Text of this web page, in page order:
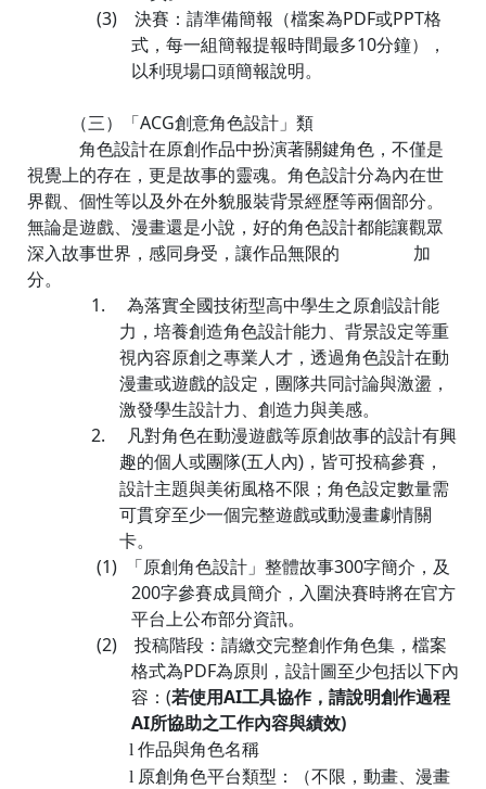
(3)
決賽：請準備簡報（檔案為PDF或PPT格
式，每一組簡報提報時間最多10分鐘），
以利現場口頭簡報說明。
（三） 「ACG創意角色設計」類
角色設計在原創作品中扮演著關鍵角色，不僅是
視覺上的存在，更是故事的靈魂。角色設計分為內在世
界觀、個性等以及外在外貌服裝背景經歷等兩個部分。
無論是遊戲、漫畫還是小說，好的角色設計都能讓觀眾
深入故事世界，感同身受，讓作品無限的 加
分。
1.
為落實全國技術型高中學生之原創設計能
力，培養創造角色設計能力、背景設定等重
視內容原創之專業人才，透過角色設計在動
漫畫或遊戲的設定，團隊共同討論與激盪，
激發學生設計力、創造力與美感。
2.
凡對角色在動漫遊戲等原創故事的設計有興
趣的個人或團隊(五人內) ，皆可投稿參賽，
設計主題與美術風格不限；角色設定數量需
可貫穿至少一個完整遊戲或動漫畫劇情關
卡。
(1)
「原創角色設計」整體故事300字簡介，及
200字參賽成員簡介，入圍決賽時將在官方
平台上公布部分資訊。
(2)
投稿階段：請繳交完整創作角色集，檔案
格式為PDF為原則，設計圖至少包括以下內
容： (若使用AI工具協作，請說明創作過程
AI所協助之工作內容與績效)
l 作品與角色名稱
l 原創角色平台類型：（不限，動畫、漫畫